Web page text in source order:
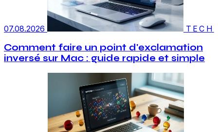
07.08.2026 TECH
Comment faire un point d'exclamation
inversé sur Mac : guide rapide et simple